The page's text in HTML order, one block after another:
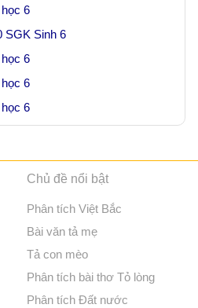
6
SGK Sinh 6
6
6
6
Chủ đề nổi bật
Phân tích Việt Bắc
Bài văn tả mẹ
Tả con mèo
Phân tích bài thơ Tỏ lòng
Phân tích Đất nước